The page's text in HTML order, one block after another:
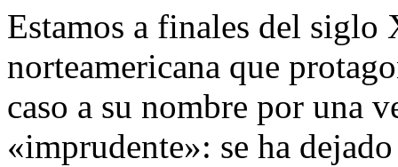
Estamos a finales del
norteamericana que
caso a su nombre por una
«imprudente»: se ha